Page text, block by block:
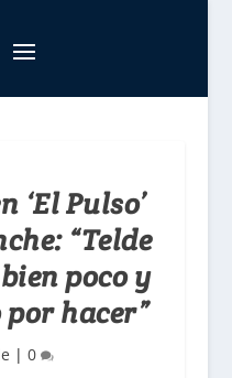
‘El Pulso’
“Telde
poco y
hacer”
| 0